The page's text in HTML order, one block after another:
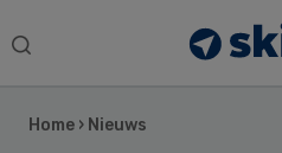
Search
Home › Nieuws
Sidebar